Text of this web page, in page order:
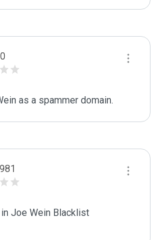
as a spammer domain.
Joe Wein Blacklist